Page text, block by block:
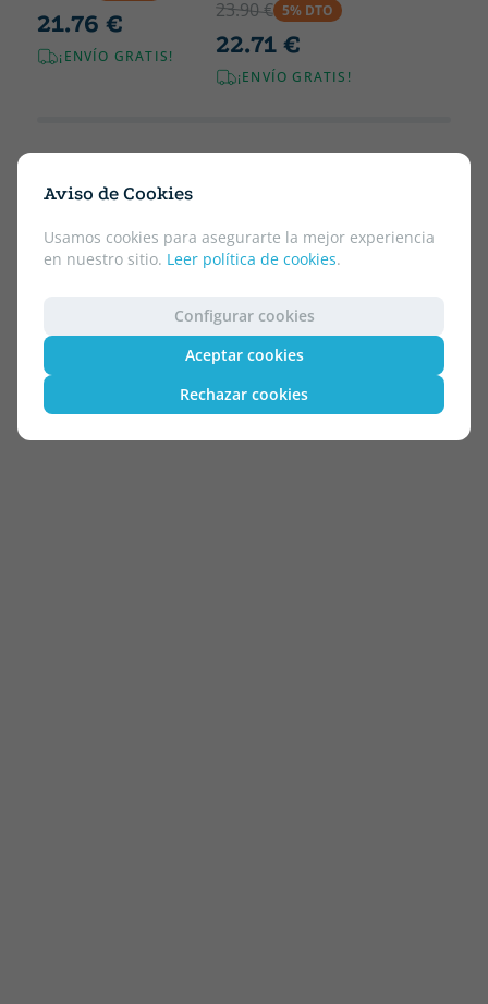
Aviso de Cookies
Usamos cookies para asegurarte la mejor experiencia
en nuestro sitio. Leer política de cookies.
Configurar cookies
Aceptar cookies
Rechazar cookies
21.76 €
¡ENVÍO GRATIS!
23.90 € 5% DTO
22.71 €
¡ENVÍO GRATIS!